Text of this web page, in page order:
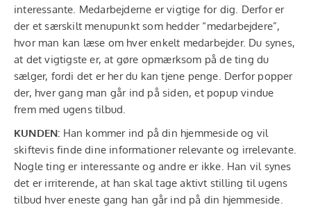
interessante. Medarbejderne er vigtige for dig. Derfor er
der et særskilt menupunkt som hedder “medarbejdere”,
hvor man kan læse om hver enkelt medarbejder. Du synes,
at det vigtigste er, at gøre opmærksom på de ting du
sælger, fordi det er her du kan tjene penge. Derfor popper
der, hver gang man går ind på siden, et popup vindue
frem med ugens tilbud.
KUNDEN: Han kommer ind på din hjemmeside og vil
skiftevis finde dine informationer relevante og irrelevante.
Nogle ting er interessante og andre er ikke. Han vil synes
det er irriterende, at han skal tage aktivt stilling til ugens
tilbud hver eneste gang han går ind på din hjemmeside.